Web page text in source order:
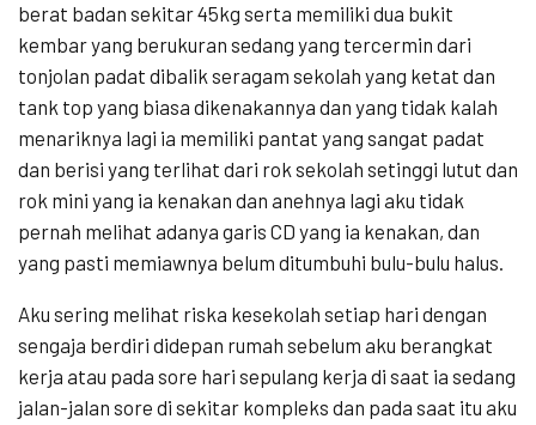
berat badan sekitar 45kg serta memiliki dua bukit
kembar yang berukuran sedang yang tercermin dari
tonjolan padat dibalik seragam sekolah yang ketat dan
tank top yang biasa dikenakannya dan yang tidak kalah
menariknya lagi ia memiliki pantat yang sangat padat
dan berisi yang terlihat dari rok sekolah setinggi lutut dan
rok mini yang ia kenakan dan anehnya lagi aku tidak
pernah melihat adanya garis CD yang ia kenakan, dan
yang pasti memiawnya belum ditumbuhi bulu-bulu halus.
Aku sering melihat riska kesekolah setiap hari dengan
sengaja berdiri didepan rumah sebelum aku berangkat
kerja atau pada sore hari sepulang kerja di saat ia sedang
jalan-jalan sore di sekitar kompleks dan pada saat itu aku